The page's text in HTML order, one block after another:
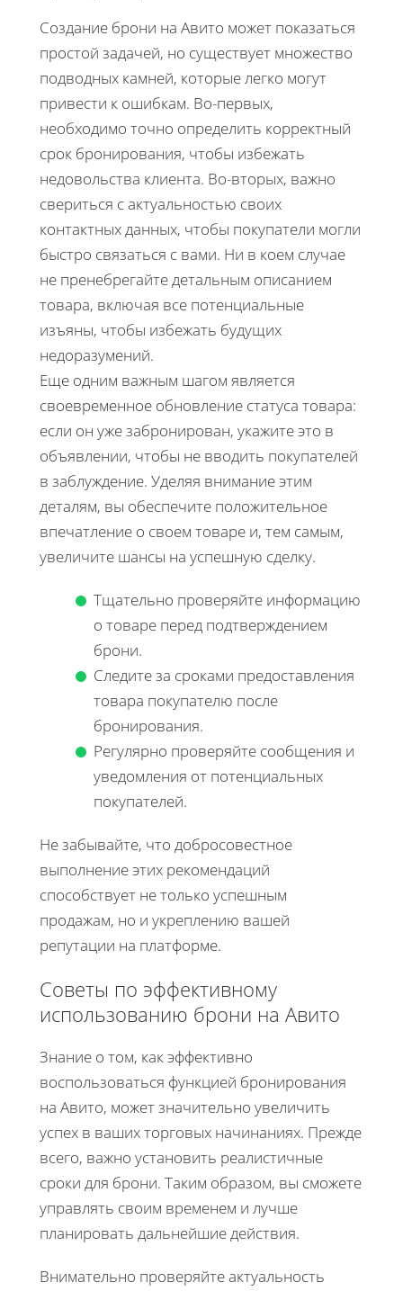
Создание брони на Авито может показаться
простой задачей, но существует множество
подводных камней, которые легко могут
привести к ошибкам. Во-первых,
необходимо точно определить корректный
срок бронирования, чтобы избежать
недовольства клиента. Во-вторых, важно
свериться с актуальностью своих
контактных данных, чтобы покупатели могли
быстро связаться с вами. Ни в коем случае
не пренебрегайте детальным описанием
товара, включая все потенциальные
изъяны, чтобы избежать будущих
недоразумений.
Еще одним важным шагом является
своевременное обновление статуса товара:
если он уже забронирован, укажите это в
объявлении, чтобы не вводить покупателей
в заблуждение. Уделяя внимание этим
деталям, вы обеспечите положительное
впечатление о своем товаре и, тем самым,
увеличите шансы на успешную сделку.
Тщательно проверяйте информацию
о товаре перед подтверждением
брони.
Следите за сроками предоставления
товара покупателю после
бронирования.
Регулярно проверяйте сообщения и
уведомления от потенциальных
покупателей.
Не забывайте, что добросовестное
выполнение этих рекомендаций
способствует не только успешным
продажам, но и укреплению вашей
репутации на платформе.
Советы по эффективному
использованию брони на Авито
Знание о том, как эффективно
воспользоваться функцией бронирования
на Авито, может значительно увеличить
успех в ваших торговых начинаниях. Прежде
всего, важно установить реалистичные
сроки для брони. Таким образом, вы сможете
управлять своим временем и лучше
планировать дальнейшие действия.
Внимательно проверяйте актуальность